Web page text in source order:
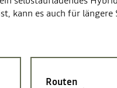
kann es auch für längere
Routen